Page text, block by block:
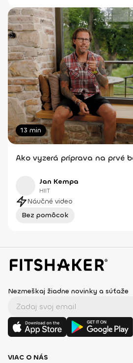
13 min
Ako vyzerá príprava na prvé
Jan Kempa
HIIT
Náučné video
Bez pomôcok
Nezmeškaj žiadne novinky a súťaže
VIAC O NÁS